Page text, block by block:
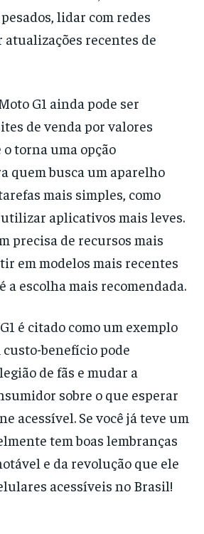
lidar com redes
atualizações recentes de
G1 ainda pode ser
de venda por valores
o torna uma opção
quem busca um aparelho
mais simples, como
aplicativos mais leves.
precisa de recursos mais
em modelos mais recentes
a escolha mais recomendada.
é citado como um exemplo
custo-benefício pode
de fãs e mudar a
sobre o que esperar
acessível. Se você já teve um
tem boas lembranças
e da revolução que ele
acessíveis no Brasil!